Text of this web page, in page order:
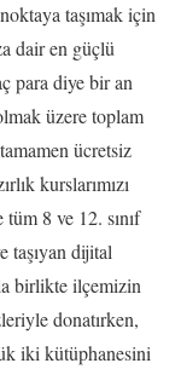
taşımak için
dair en güçlü
para diye bir an
üzere toplam
ücretsiz
kurslarımızı
8 ve 12. sınıf
taşıyan dijital
birlikte ilçemizin
donatırken,
iki kütüphanesini